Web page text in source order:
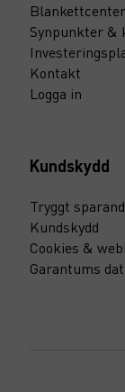
Blankettcenter
Synpunkter &
Kontakt
Logga in
Kundskydd
Tryggt
Kundskydd
Cookies &
Garantums